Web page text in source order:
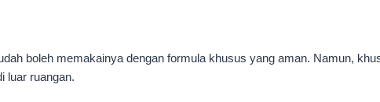
boleh memakainya dengan formula khusus yang aman. Namun,
luar ruangan.